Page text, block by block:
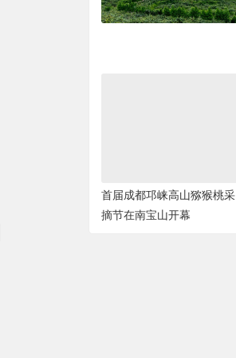
首届成都邛崃高山猕猴桃采
摘节在南宝山开幕